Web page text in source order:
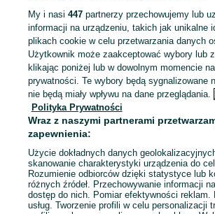
KATEGORIA
Mapa kategorii
Mapa miejscowości
Mapa ministron
Popularne wyszukiwania
My i nasi 447partnerzy przechowujemy lub
informacji na urządzeniu, takich jak unikalne
plikach cookie w celu przetwarzania danych
Użytkownik może zaakceptować wybory lub
klikając poniżej lub w dowolnym momencie
prywatności. Te wybory będą sygnalizowane
nie będą miały wpływu na dane przeglądania.
Polityka Prywatności
Wraz z naszymi partnerami
zapewnienia:
Użycie dokładnych danych
skanowanie charakterystyki urządzenia do
Rozumienie odbiorców dzięki statystyce lub
różnych źródeł. Przechowywanie informacji
dostęp do nich. Pomiar efektywności reklam.
usług. Tworzenie profili w celu personalizacji